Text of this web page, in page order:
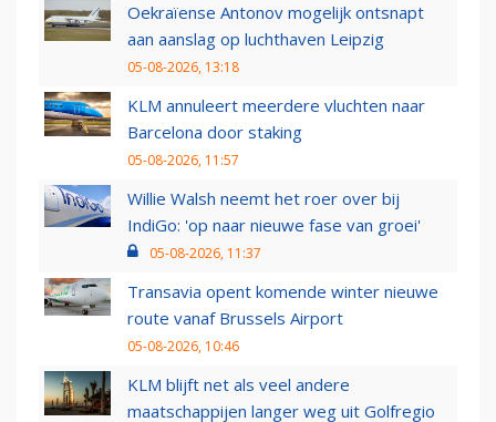
Oekraïense Antonov mogelijk ontsnapt
aan aanslag op luchthaven Leipzig
05-08-2026, 13:18
KLM annuleert meerdere vluchten naar
Barcelona door staking
05-08-2026, 11:57
Willie Walsh neemt het roer over bij
IndiGo: 'op naar nieuwe fase van groei'
05-08-2026, 11:37
Transavia opent komende winter nieuwe
route vanaf Brussels Airport
05-08-2026, 10:46
KLM blijft net als veel andere
maatschappijen langer weg uit Golfregio